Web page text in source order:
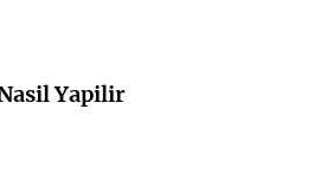
Yapilir